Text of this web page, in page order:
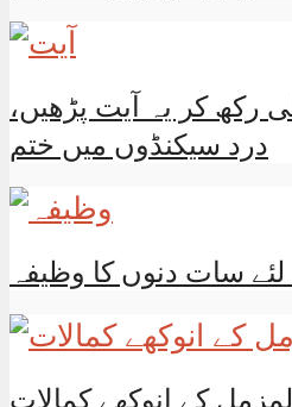
رکھ کر یہ آیت پڑھیں،
درد سیکنڈوں میں ختم
سات دنوں کا وظیفہ
کے انوکھے کمالات